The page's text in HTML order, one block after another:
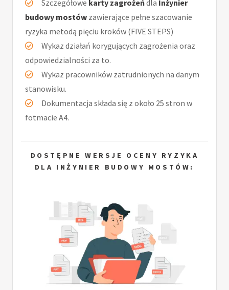
Szczegółowe karty zagrożeńdla Inżynier
budowy mostów zawierające pełne szacowanie
ryzyka metodą pięciu kroków (FIVE STEPS)
Wykaz działań korygujących zagrożenia oraz
odpowiedzialności za to.
Wykaz pracowników zatrudnionych na danym
stanowisku.
Dokumentacja składa się z około 25 stron w
fotmacie A4.
DOSTĘPNE WERSJE OCENY RYZYKA
DLA INŻYNIER BUDOWY MOSTÓW: